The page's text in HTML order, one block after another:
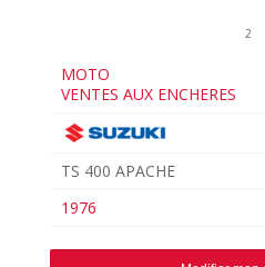
2
MOTO
VENTES AUX ENCHERES
TS 400 APACHE
1976